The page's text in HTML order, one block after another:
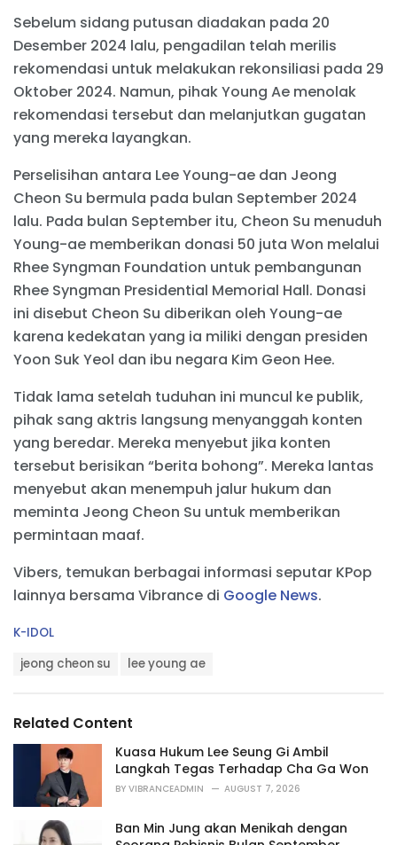
Sebelum sidang putusan diadakan pada 20
Desember 2024 lalu, pengadilan telah merilis
rekomendasi untuk melakukan rekonsiliasi pada 29
Oktober 2024. Namun, pihak Young Ae menolak
rekomendasi tersebut dan melanjutkan gugatan
yang mereka layangkan.
Perselisihan antara Lee Young-ae dan Jeong
Cheon Su bermula pada bulan September 2024
lalu. Pada bulan September itu, Cheon Su menuduh
Young-ae memberikan donasi 50 juta Won melalui
Rhee Syngman Foundation untuk pembangunan
Rhee Syngman Presidential Memorial Hall. Donasi
ini disebut Cheon Su diberikan oleh Young-ae
karena kedekatan yang ia miliki dengan presiden
Yoon Suk Yeol dan ibu negara Kim Geon Hee.
Tidak lama setelah tuduhan ini muncul ke publik,
pihak sang aktris langsung menyanggah konten
yang beredar. Mereka menyebut jika konten
tersebut berisikan “berita bohong”. Mereka lantas
menyebut akan menempuh jalur hukum dan
meminta Jeong Cheon Su untuk memberikan
permintaan maaf.
Vibers, temukan berbagai informasi seputar KPop
lainnya bersama Vibrance di Google News.
C
r
i
K-IDOL
a
:
jeong cheon su lee young ae
Related Content
Kuasa Hukum Lee Seung Gi Ambil
Langkah Tegas Terhadap Cha Ga Won
BY VIBRANCEADMIN AUGUST 7, 2026
Ban Min Jung akan Menikah dengan